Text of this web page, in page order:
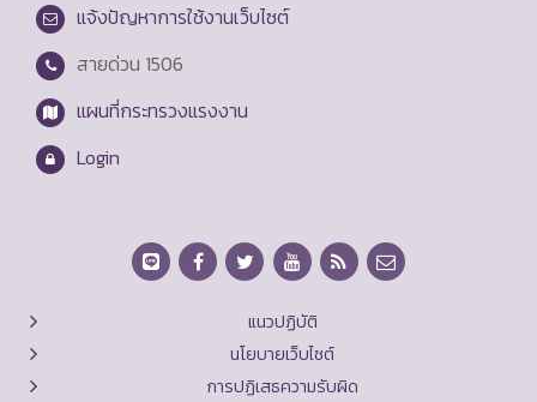
แจ้งปัญหาการใช้งานเว็บไซต์
สายด่วน 1506
แผนที่กระทรวงแรงงาน
Login
แนวปฏิบัติ
นโยบายเว็บไซต์
การปฏิเสธความรับผิด